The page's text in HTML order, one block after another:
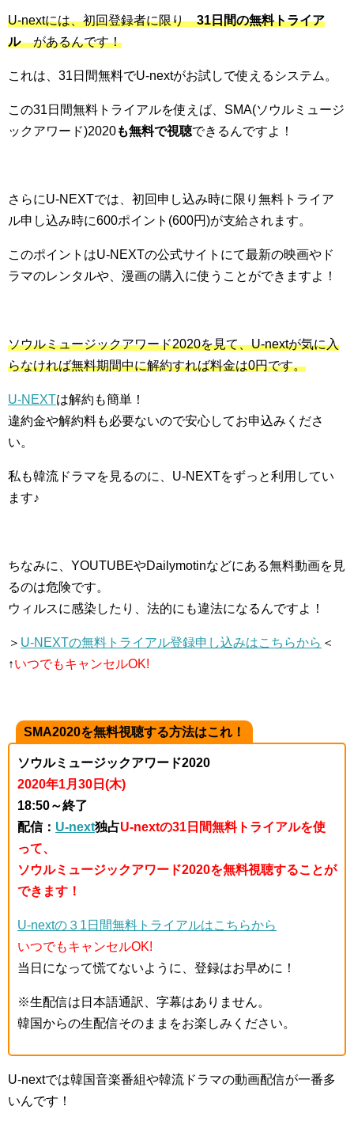
U-nextには、初回登録者に限り31日間の無料トライア
ルがあるんです！
これは、31日間無料でU-nextがお試しで使えるシステム。
この31日間無料トライアルを使えば、SMA(ソウルミュージ
ックアワード)2020も無料で視聴できるんですよ！
さらにU-NEXTでは、初回申し込み時に限り無料トライア
ル申し込み時に600ポイント(600円)が支給されます。
このポイントはU-NEXTの公式サイトにて最新の映画やド
ラマのレンタルや、漫画の購入に使うことができますよ！
ソウルミュージックアワード2020を見て、U-nextが気に入
らなければ無料期間中に解約すれば料金は0円です。
U-NEXTは解約も簡単！
違約金や解約料も必要ないので安心してお申込みくださ
い。
私も韓流ドラマを見るのに、U-NEXTをずっと利用してい
ます♪
ちなみに、YOUTUBEやDailymotinなどにある無料動画を見
るのは危険です。
ウィルスに感染したり、法的にも違法になるんですよ！
＞ U-NEXTの無料トライアル登録申し込みはこちらから ＜
↑いつでもキャンセルOK!
SMA2020を無料視聴する方法はこれ！
ソウルミュージックアワード2020
2020年1月30日(木)
18:50～終了
配信： U-next独占U-nextの31日間無料トライアルを使
って、
ソウルミュージックアワード2020を無料視聴することが
できます！
U-nextの３1日間無料トライアルはこちらから
いつでもキャンセルOK!
当日になって慌てないように、登録はお早めに！
※生配信は日本語通訳、字幕はありません。
韓国からの生配信そのままをお楽しみください。
U-nextでは韓国音楽番組や韓流ドラマの動画配信が一番多
いんです！